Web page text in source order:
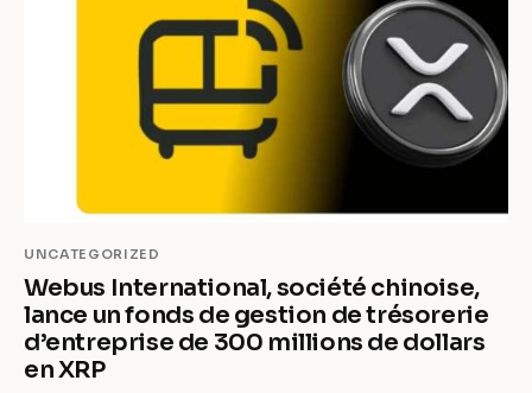
UNCATEGORIZED
Webus International, société chinoise,
lance un fonds de gestion de trésorerie
d’entreprise de 300 millions de dollars
en XRP